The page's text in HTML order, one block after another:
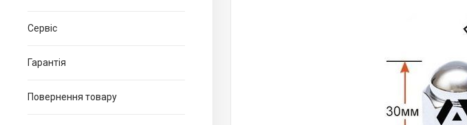
Сервіс
Гарантія
Повернення товару